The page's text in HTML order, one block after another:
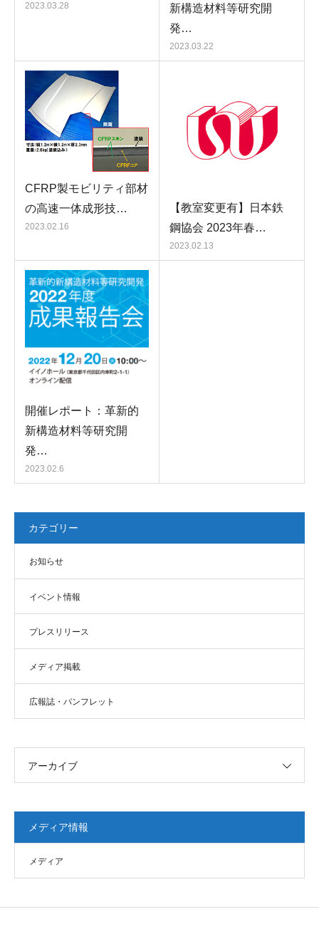
2023.03.28
新構造材料等研究開
発…
2023.03.22
CFRP製モビリティ部材
の高速一体成形技…
2023.02.16
【教室変更有】日本鉄
鋼協会 2023年春…
2023.02.13
開催レポート：革新的
新構造材料等研究開
発…
2023.02.6
カテゴリー
お知らせ
イベント情報
プレスリリース
メディア掲載
広報誌・パンフレット
アーカイブ
メディア情報
メディア